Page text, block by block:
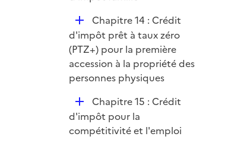
i
e
r
D
é
p
l
i
Chapitre 14 : Crédit
d'impôt prêt à taux zéro
(PTZ+) pour la première
accession à la propriété des
personnes physiques
D
é
p
Chapitre 15 : Crédit
d'impôt pour la
compétitivité et l'emploi